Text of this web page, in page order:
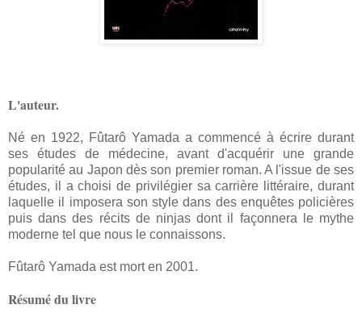
L'auteur.
Né en 1922, Fûtarô Yamada a commencé à écrire durant
ses études de médecine, avant d'acquérir une grande
popularité au Japon dès son premier roman. A l'issue de ses
études, il a choisi de privilégier sa carrière littéraire, durant
laquelle il imposera son style dans des enquêtes policières
puis dans des récits de ninjas dont il façonnera le mythe
moderne tel que nous le connaissons.
Fûtarô Yamada est mort en 2001.
Résumé du livre